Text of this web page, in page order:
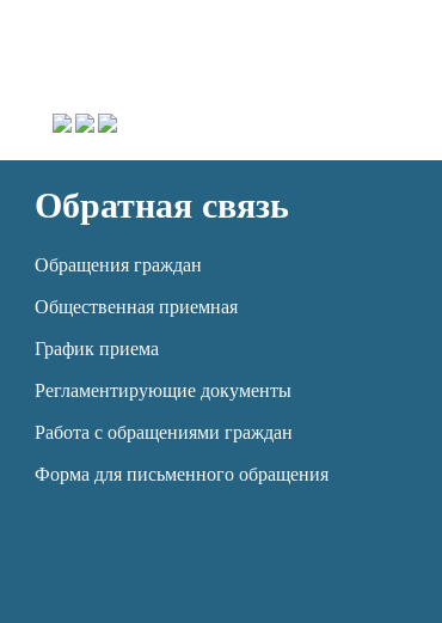
Обратная связь
Обращения граждан
Общественная приемная
График приема
Регламентирующие документы
Работа с обращениями граждан
Форма для письменного обращения